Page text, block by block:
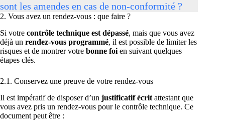
sont les amendes en cas de non-conformité ?
2. Vous avez un rendez-vous : que faire ?
Si votre contrôle technique est dépassé, mais que vous avez
déjà un rendez-vous programmé, il est possible de limiter les
risques et de montrer votre bonne foi en suivant quelques
étapes clés.
2.1. Conservez une preuve de votre rendez-vous
Il est impératif de disposer d’un justificatif écrit attestant que
vous avez pris un rendez-vous pour le contrôle technique. Ce
document peut être :